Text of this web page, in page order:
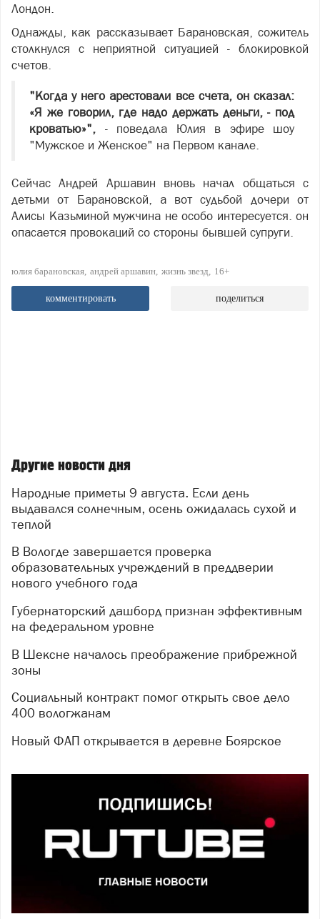
Лондон.
Однажды, как рассказывает Барановская, сожитель
столкнулся с неприятной ситуацией - блокировкой
счетов.
"Когда у него арестовали все счета, он сказал:
«Я же говорил, где надо держать деньги, - под
кроватью»", - поведала Юлия в эфире шоу
"Мужское и Женское" на Первом канале.
Сейчас Андрей Аршавин вновь начал общаться с
детьми от Барановской, а вот судьбой дочери от
Алисы Казьминой мужчина не особо интересуется. он
опасается провокаций со стороны бывшей супруги.
юлия барановская андрей аршавин жизнь звезд 16+
комментировать поделиться
Другие новости дня
Народные приметы 9 августа. Если день
выдавался солнечным, осень ожидалась сухой и
теплой
В Вологде завершается проверка
образовательных учреждений в преддверии
нового учебного года
Губернаторский дашборд признан эффективным
на федеральном уровне
В Шексне началось преображение прибрежной
зоны
Социальный контракт помог открыть свое дело
400 вологжанам
Новый ФАП открывается в деревне Боярское